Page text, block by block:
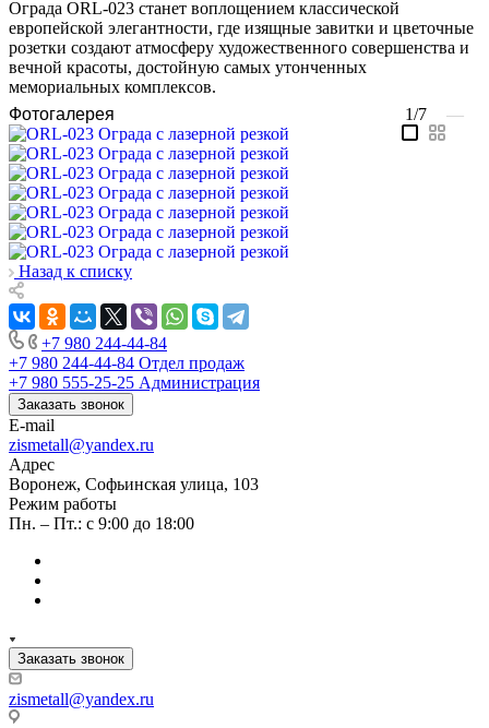
Ограда ORL-023 станет воплощением классической
европейской элегантности, где изящные завитки и цветочные
розетки создают атмосферу художественного совершенства и
вечной красоты, достойную самых утонченных
мемориальных комплексов.
Фотогалерея
1/7 —
Назад к списку
+7 980 244-44-84
+7 980 244-44-84 Отдел продаж
+7 980 555-25-25 Администрация
Заказать звонок
E-mail
zismetall@yandex.ru
Адрес
Воронеж, Софьинская улица, 103
Режим работы
Пн. – Пт.: с 9:00 до 18:00
Заказать звонок
zismetall@yandex.ru